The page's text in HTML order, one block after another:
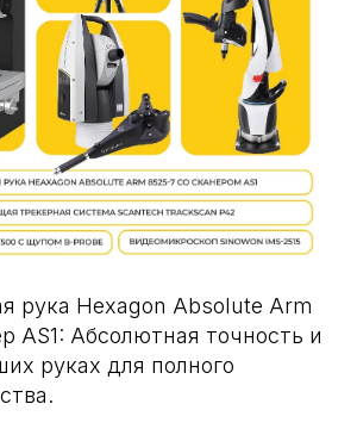
рука Hexagon Absolute Arm
AS1: Абсолютная точность и
руках для полного